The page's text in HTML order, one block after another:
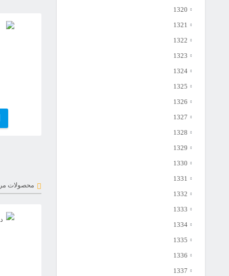
محصولات
1320
1321
1322
1323
1324
1325
1326
1327
1328
1329
1330
1331
1332
1333
1334
1335
1336
1337